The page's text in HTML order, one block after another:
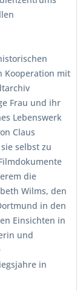
Kooperation mit
Frau und ihr
Lebenswerk
Claus
selbst zu
die
Wilms, den
in den
Einsichten in
und
in